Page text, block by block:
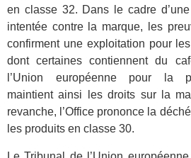
en classe 32. Dans le cadre d’une
intentée contre la marque, les
confirment une exploitation pour
dont certaines contiennent du
l’Union européenne pour la
maintient ainsi les droits sur la
revanche, l’Office prononce la
les produits en classe 30.